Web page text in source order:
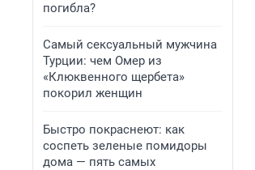
погибла?
Самый сексуальный мужчина
Турции: чем Омер из
«Клюквенного щербета»
покорил женщин
Быстро покраснеют: как
соспеть зеленые помидоры
дома — пять самых